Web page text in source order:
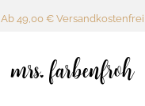
Ab 49,00 € Versandkostenfrei